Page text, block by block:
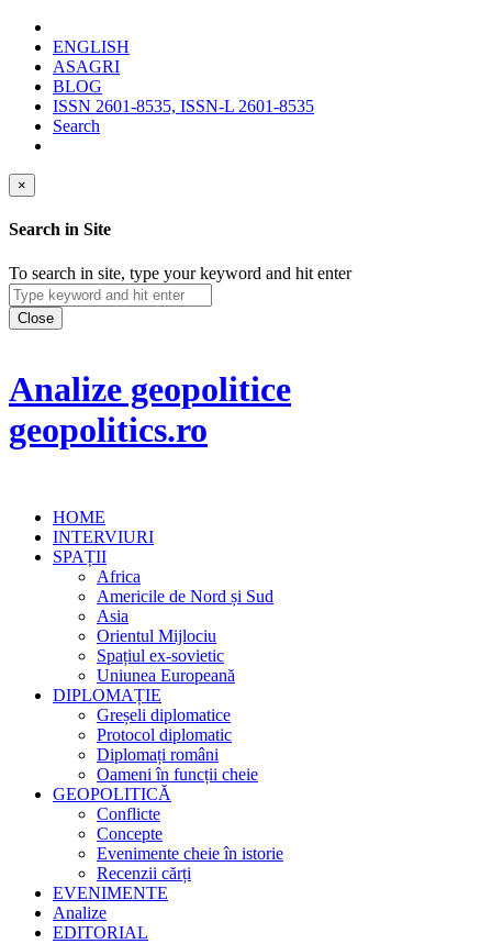
ENGLISH
ASAGRI
BLOG
ISSN 2601-8535, ISSN-L 2601-8535
Search
×
Search in Site
To search in site, type your keyword and hit enter
Close
Analize geopolitice
geopolitics.ro
HOME
INTERVIURI
SPAȚII
Africa
Americile de Nord și Sud
Asia
Orientul Mijlociu
Spațiul ex-sovietic
Uniunea Europeană
DIPLOMAȚIE
Greșeli diplomatice
Protocol diplomatic
Diplomați români
Oameni în funcții cheie
GEOPOLITICĂ
Conflicte
Concepte
Evenimente cheie în istorie
Recenzii cărți
EVENIMENTE
Analize
EDITORIAL